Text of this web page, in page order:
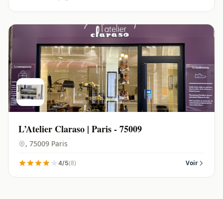
L’Atelier Claraso | Paris - 75009
, 75009 Paris
4/5(8) Voir